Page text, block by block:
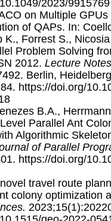
2023/9915769
on Multiple
of QAPs. In:
K., Forrest S.,
Problem Solving
2012. Lecture
Berlin,
https://doi.org/
B.A.,
Parallel Ant
Algorithmic
of Parallel
https://doi.org/
travel route
colony optimization